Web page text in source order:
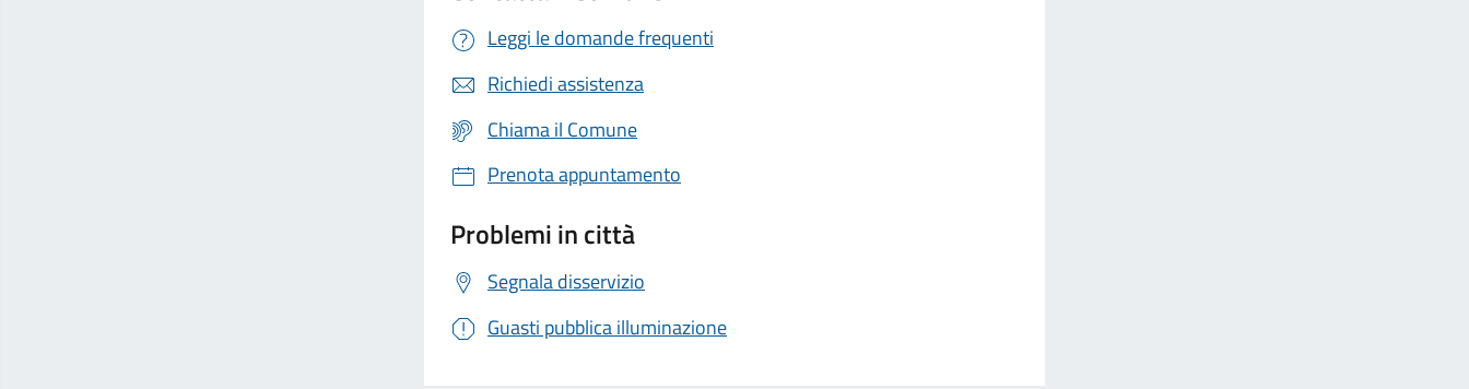
Leggi le domande frequenti
Richiedi assistenza
Chiama il Comune
Prenota appuntamento
Problemi in città
Segnala disservizio
Guasti pubblica illuminazione